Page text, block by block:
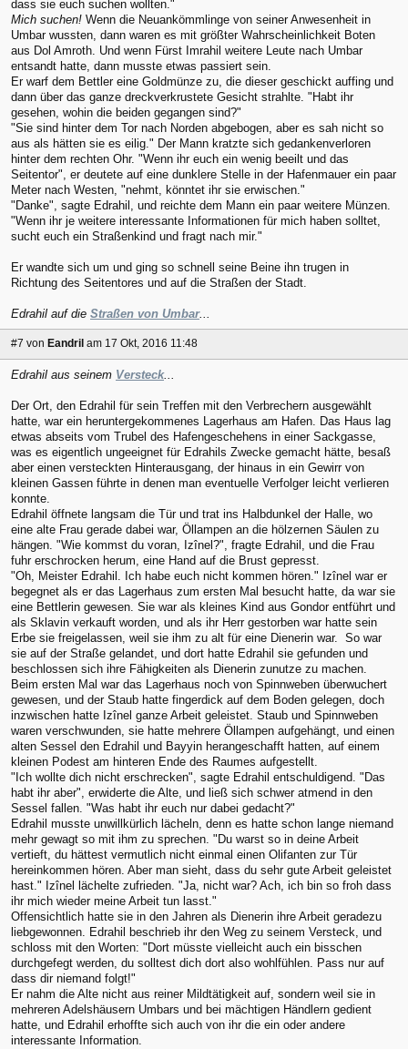
dass sie euch suchen wollten."
Mich suchen! Wenn die Neuankömmlinge von seiner Anwesenheit in
Umbar wussten, dann waren es mit größter Wahrscheinlichkeit Boten
aus Dol Amroth. Und wenn Fürst Imrahil weitere Leute nach Umbar
entsandt hatte, dann musste etwas passiert sein.
Er warf dem Bettler eine Goldmünze zu, die dieser geschickt auffing und
dann über das ganze dreckverkrustete Gesicht strahlte. "Habt ihr
gesehen, wohin die beiden gegangen sind?"
"Sie sind hinter dem Tor nach Norden abgebogen, aber es sah nicht so
aus als hätten sie es eilig." Der Mann kratzte sich gedankenverloren
hinter dem rechten Ohr. "Wenn ihr euch ein wenig beeilt und das
Seitentor", er deutete auf eine dunklere Stelle in der Hafenmauer ein paar
Meter nach Westen, "nehmt, könntet ihr sie erwischen."
"Danke", sagte Edrahil, und reichte dem Mann ein paar weitere Münzen.
"Wenn ihr je weitere interessante Informationen für mich haben solltet,
sucht euch ein Straßenkind und fragt nach mir."
Er wandte sich um und ging so schnell seine Beine ihn trugen in
Richtung des Seitentores und auf die Straßen der Stadt.
Edrahil auf die Straßen von Umbar...
#7 von Eandril am 17 Okt, 2016 11:48
Edrahil aus seinem Versteck...
Der Ort, den Edrahil für sein Treffen mit den Verbrechern ausgewählt
hatte, war ein heruntergekommenes Lagerhaus am Hafen. Das Haus lag
etwas abseits vom Trubel des Hafengeschehens in einer Sackgasse,
was es eigentlich ungeeignet für Edrahils Zwecke gemacht hätte, besaß
aber einen versteckten Hinterausgang, der hinaus in ein Gewirr von
kleinen Gassen führte in denen man eventuelle Verfolger leicht verlieren
konnte.
Edrahil öffnete langsam die Tür und trat ins Halbdunkel der Halle, wo
eine alte Frau gerade dabei war, Öllampen an die hölzernen Säulen zu
hängen. "Wie kommst du voran, Izînel?", fragte Edrahil, und die Frau
fuhr erschrocken herum, eine Hand auf die Brust gepresst.
"Oh, Meister Edrahil. Ich habe euch nicht kommen hören." Izînel war er
begegnet als er das Lagerhaus zum ersten Mal besucht hatte, da war sie
eine Bettlerin gewesen. Sie war als kleines Kind aus Gondor entführt und
als Sklavin verkauft worden, und als ihr Herr gestorben war hatte sein
Erbe sie freigelassen, weil sie ihm zu alt für eine Dienerin war. So war
sie auf der Straße gelandet, und dort hatte Edrahil sie gefunden und
beschlossen sich ihre Fähigkeiten als Dienerin zunutze zu machen.
Beim ersten Mal war das Lagerhaus noch von Spinnweben überwuchert
gewesen, und der Staub hatte fingerdick auf dem Boden gelegen, doch
inzwischen hatte Izînel ganze Arbeit geleistet. Staub und Spinnweben
waren verschwunden, sie hatte mehrere Öllampen aufgehängt, und einen
alten Sessel den Edrahil und Bayyin herangeschafft hatten, auf einem
kleinen Podest am hinteren Ende des Raumes aufgestellt.
"Ich wollte dich nicht erschrecken", sagte Edrahil entschuldigend. "Das
habt ihr aber", erwiderte die Alte, und ließ sich schwer atmend in den
Sessel fallen. "Was habt ihr euch nur dabei gedacht?"
Edrahil musste unwillkürlich lächeln, denn es hatte schon lange niemand
mehr gewagt so mit ihm zu sprechen. "Du warst so in deine Arbeit
vertieft, du hättest vermutlich nicht einmal einen Olifanten zur Tür
hereinkommen hören. Aber man sieht, dass du sehr gute Arbeit geleistet
hast." Izînel lächelte zufrieden. "Ja, nicht war? Ach, ich bin so froh dass
ihr mich wieder meine Arbeit tun lasst."
Offensichtlich hatte sie in den Jahren als Dienerin ihre Arbeit geradezu
liebgewonnen. Edrahil beschrieb ihr den Weg zu seinem Versteck, und
schloss mit den Worten: "Dort müsste vielleicht auch ein bisschen
durchgefegt werden, du solltest dich dort also wohlfühlen. Pass nur auf
dass dir niemand folgt!"
Er nahm die Alte nicht aus reiner Mildtätigkeit auf, sondern weil sie in
mehreren Adelshäusern Umbars und bei mächtigen Händlern gedient
hatte, und Edrahil erhoffte sich auch von ihr die ein oder andere
interessante Information.